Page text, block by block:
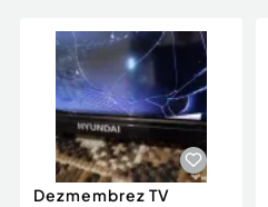
Dezmembrez TV